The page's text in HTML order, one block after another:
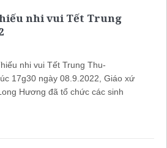
nhi vui Tết Trung
nhi vui Tết Trung Thu-
17g30 ngày 08.9.2022, Giáo xứ
Hương đã tổ chức các sinh